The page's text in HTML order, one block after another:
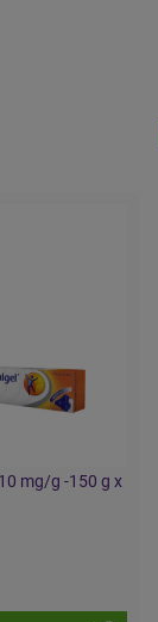
mg/g -150 g x